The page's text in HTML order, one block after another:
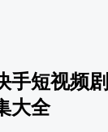
手短视频剧
大全